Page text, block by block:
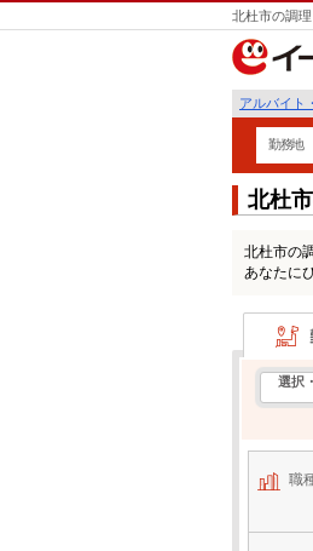
北杜市の調
アルバイト
勤務地
北杜
北杜市の
あなたに
勤務地で
選択
職